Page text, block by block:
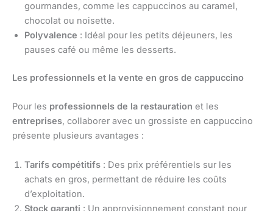
gourmandes, comme les cappuccinos au caramel,
chocolat ou noisette.
Polyvalence : Idéal pour les petits déjeuners, les
pauses café ou même les desserts.
Les professionnels et la vente en gros de cappuccino
Pour les professionnels de la restauration et les
entreprises, collaborer avec un grossiste en cappuccino
présente plusieurs avantages :
Tarifs compétitifs : Des prix préférentiels sur les
achats en gros, permettant de réduire les coûts
d’exploitation.
Stock garanti : Un approvisionnement constant pour